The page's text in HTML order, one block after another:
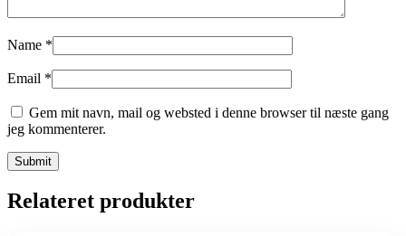
Name *
Email *
Gem mit navn, mail og websted i denne browser til næste gang
jeg kommenterer.
Relateret produkter